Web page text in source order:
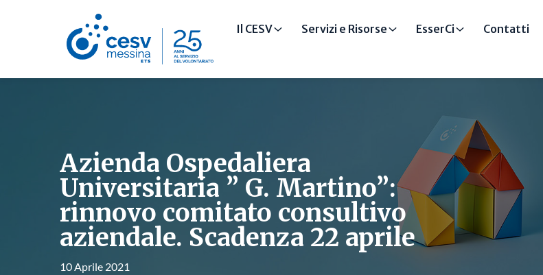
Il CESV Servizi e Risorse EsserCi Contatti
Azienda Ospedaliera
Universitaria ” G. Martino”:
rinnovo comitato consultivo
aziendale. Scadenza 22 aprile
10 Aprile 2021